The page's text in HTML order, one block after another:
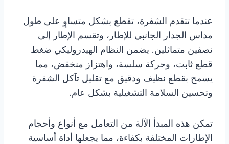
عندما تتقدم الشفرة، تقطع بشكل متساوٍ على طول
مداس الجدار الجانبي للإطار، وتقسم الإطار إلى
نصفين متماثلين. يضمن النظام الهيدروليكي ضغط
قطع ثابت، وحركة سلسة، واهتزاز منخفض، مما
يسمح بقطع نظيف ودقيق مع تقليل تآكل الشفرة
وتحسين السلامة التشغيلية بشكل عام.
تمكن هذه المبدأ الآلة من التعامل مع أنواع وأحجام
الإطارات المختلفة بكفاءة، مما يجعلها أداة أساسية